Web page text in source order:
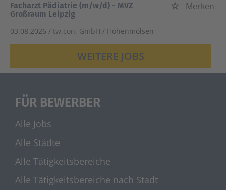
Facharzt Pädiatrie (m/w/d) - MVZ
Großraum Leipzig
Merken
03.08.2026 / tw.con. GmbH / Hohenmölsen
WEITERE JOBS
FÜR BEWERBER
Alle Jobs
Alle Städte
Alle Tätigkeitsbereiche
Alle Tätigkeitsbereiche nach Stadt